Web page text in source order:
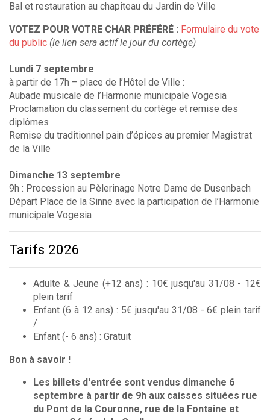
Bal et restauration au chapiteau du Jardin de Ville
VOTEZ POUR VOTRE CHAR PRÉFÉRÉ : Formulaire du vote
du public (le lien sera actif le jour du cortège)
Lundi 7 septembre
à partir de 17h – place de l’Hôtel de Ville :
Aubade musicale de l’Harmonie municipale Vogesia
Proclamation du classement du cortège et remise des
diplômes
Remise du traditionnel pain d’épices au premier Magistrat
de la Ville
Dimanche 13 septembre
9h : Procession au Pèlerinage Notre Dame de Dusenbach
Départ Place de la Sinne avec la participation de l’Harmonie
municipale Vogesia
Tarifs 2026
Adulte & Jeune (+12 ans) : 10€ jusqu'au 31/08 - 12€
plein tarif
Enfant (6 à 12 ans) : 5€ jusqu'au 31/08 - 6€ plein tarif
/
Enfant (- 6 ans) : Gratuit
Bon à savoir !
Les billets d'entrée sont vendus dimanche 6
septembre à partir de 9h aux caisses situées rue
du Pont de la Couronne, rue de la Fontaine et